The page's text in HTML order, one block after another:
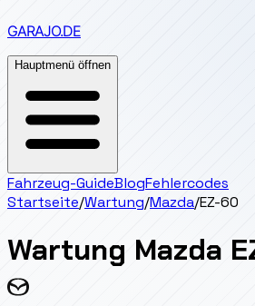
GARAJO.DE
Hauptmenü öffnen
Fahrzeug-GuideBlogFehlercodes
Startseite/Wartung/Mazda/EZ-60
Wartung Mazda